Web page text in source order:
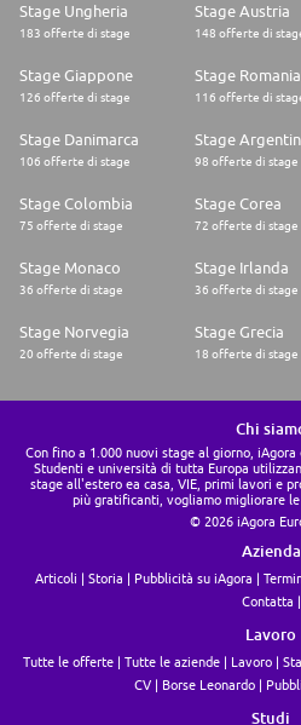
Stage Ungheria
183 offerte di stage
Stage Austria
148 offerte di
Stage Giappone
126 offerte di stage
Stage Romania
116 offerte di
Stage Danimarca
106 offerte di stage
Stage
98 offerte di stage
Stage Colombia
75 offerte di stage
Stage Corea
72 offerte di stage
Stage Monaco
36 offerte di stage
Stage Irlanda
36 offerte di stage
Stage Norvegia
20 offerte di stage
Stage Grecia
18 offerte di stage
Chi
Con fino a 1.000 nuovi stage al giorno,
Studenti e università di tutta Europa
stage all'estero ea casa, VIE, primi lavori e
più gratificanti, vogliamo migliorare
© 2026 iAgora
Azienda
Articoli Storia Pubblicità su iAgora
Contatta
Lavoro
Tutte le offerte Tutte le aziende Lavoro
CV
Borse Leonardo
Studi